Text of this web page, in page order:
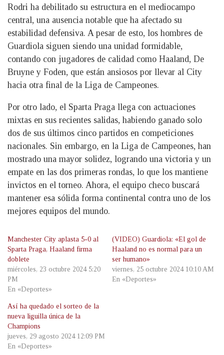
Rodri ha debilitado su estructura en el mediocampo
central, una ausencia notable que ha afectado su
estabilidad defensiva. A pesar de esto, los hombres de
Guardiola siguen siendo una unidad formidable,
contando con jugadores de calidad como Haaland, De
Bruyne y Foden, que están ansiosos por llevar al City
hacia otra final de la Liga de Campeones.
Por otro lado, el Sparta Praga llega con actuaciones
mixtas en sus recientes salidas, habiendo ganado solo
dos de sus últimos cinco partidos en competiciones
nacionales. Sin embargo, en la Liga de Campeones, han
mostrado una mayor solidez, logrando una victoria y un
empate en las dos primeras rondas, lo que los mantiene
invictos en el torneo. Ahora, el equipo checo buscará
mantener esa sólida forma continental contra uno de los
mejores equipos del mundo.
Manchester City aplasta 5-0 al
Sparta Praga, Haaland firma
doblete
miércoles, 23 octubre 2024 5:20
PM
En «Deportes»
(VIDEO) Guardiola: «El gol de
Haaland no es normal para un
ser humano»
viernes, 25 octubre 2024 10:10 AM
En «Deportes»
Así ha quedado el sorteo de la
nueva liguilla única de la
Champions
jueves, 29 agosto 2024 12:09 PM
En «Deportes»